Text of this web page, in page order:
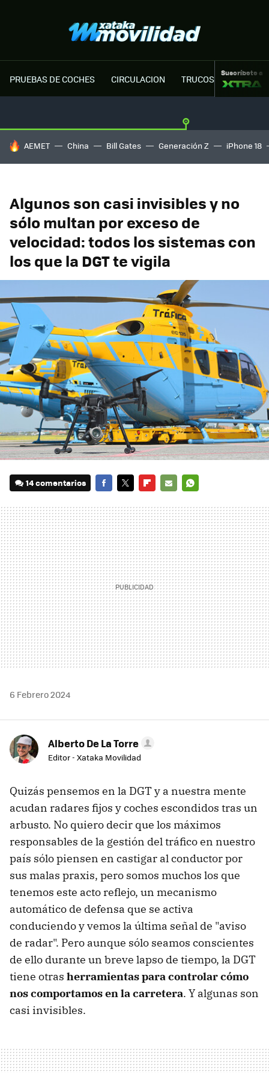
PRUEBAS DE COCHES CIRCULACION TRUCOS MOTOR
Suscríbete a
HOY SE HABLA DE
AEMET China Bill Gates Generación Z iPhone 18
Algunos son casi invisibles y no
sólo multan por exceso de
velocidad: todos los sistemas con
los que la DGT te vigila
14 comentarios
MAIL
6 Febrero 2024
Alberto De La Torre
Editor - Xataka Movilidad
Quizás pensemos en la DGT y a nuestra mente
acudan radares fijos y coches escondidos tras un
arbusto. No quiero decir que los máximos
responsables de la gestión del tráfico en nuestro
país sólo piensen en castigar al conductor por
sus malas praxis, pero somos muchos los que
tenemos este acto reflejo, un mecanismo
automático de defensa que se activa
conduciendo y vemos la última señal de "aviso
de radar". Pero aunque sólo seamos conscientes
de ello durante un breve lapso de tiempo, la DGT
tiene otras herramientas para controlar cómo
nos comportamos en la carretera. Y algunas son
casi invisibles.